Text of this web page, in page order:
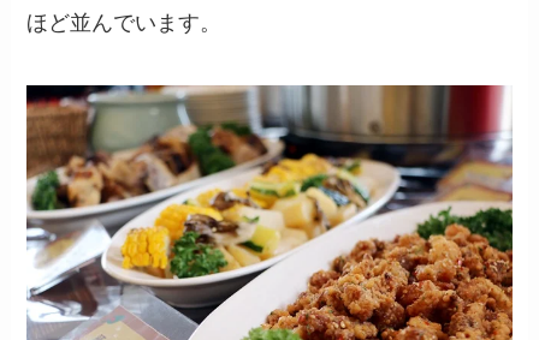
ほど並んでいます。